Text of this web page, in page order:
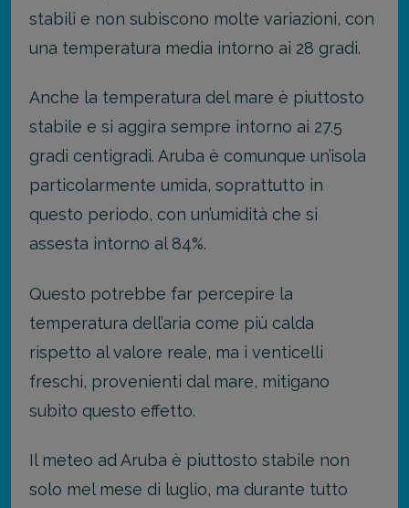
stabili e non subiscono molte variazioni, con
una temperatura media intorno ai 28 gradi.
Anche la temperatura del mare è piuttosto
stabile e si aggira sempre intorno ai 27.5
gradi centigradi. Aruba è comunque un’isola
particolarmente umida, soprattutto in
questo periodo, con un’umidità che si
assesta intorno al 84%.
Questo potrebbe far percepire la
temperatura dell’aria come più calda
rispetto al valore reale, ma i venticelli
freschi, provenienti dal mare, mitigano
subito questo effetto.
Il meteo ad Aruba è piuttosto stabile non
solo mel mese di luglio, ma durante tutto